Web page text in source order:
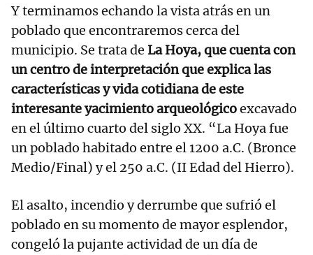
Y terminamos echando la vista atrás en un
poblado que encontraremos cerca del
municipio. Se trata de La Hoya, que cuenta con
un centro de interpretación que explica las
características y vida cotidiana de este
interesante yacimiento arqueológicoexcavado
en el último cuarto del siglo XX. “La Hoya fue
un poblado habitado entre el 1200 a.C. (Bronce
Medio/Final) y el 250 a.C. (II Edad del Hierro).
El asalto, incendio y derrumbe que sufrió el
poblado en su momento de mayor esplendor,
congeló la pujante actividad de un día de